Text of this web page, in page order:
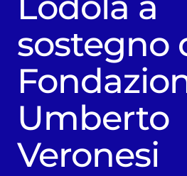
sostegno
Umberto
Veronesi